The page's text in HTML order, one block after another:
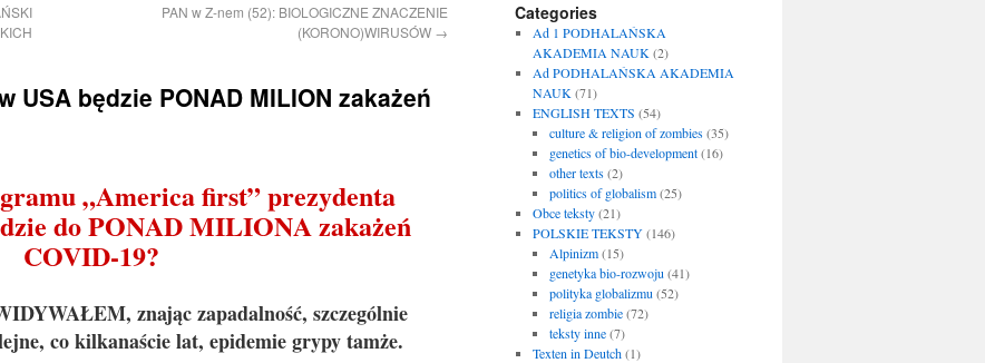
PAN w Z-nem (52): BIOLOGICZNE ZNACZENIE
(KORONO)WIRUSÓW →
USA będzie PONAD MILION zakażeń
„America first” prezydenta
do PONAD MILIONA zakażeń
COVID-19?
znając zapadalność, szczególnie
co kilkanaście lat, epidemie grypy tamże.
Categories
Ad 1 PODHALAŃSKA
AKADEMIA NAUK (2)
Ad PODHALAŃSKA AKADEMIA
NAUK (71)
ENGLISH TEXTS (54)
culture & religion of zombies(35)
genetics of bio-development(16)
other texts(2)
politics of globalism(25)
Obce teksty(21)
POLSKIE TEKSTY(146)
Alpinizm(15)
genetyka bio-rozwoju (41)
polityka globalizmu (52)
religia zombie(72)
teksty inne(7)
Texten in Deutch(1)